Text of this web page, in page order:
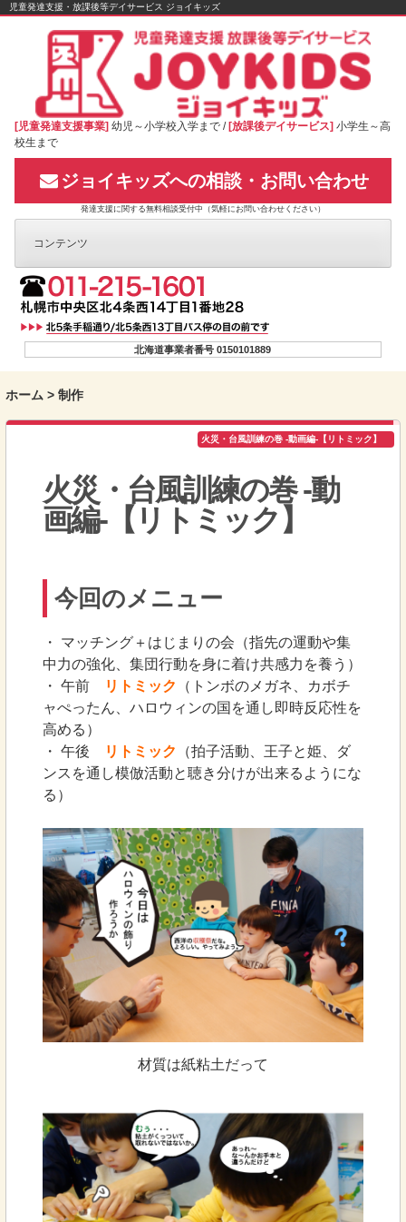
Skip
児童発達支援・放課後等デイサービス ジョイキッズ
[児童発達支援事業] 幼児～小学校入学まで / [放課後デイサービス] 小学生～高
校生まで
ジョイキッズへの相談・お問い合わせ
発達支援に関する無料相談受付中（気軽にお問い合わせください）
コンテンツ
北海道事業者番号 0150101889
ホーム > 制作
火災・台風訓練の巻 -動画編-【リトミック】
火災・台風訓練の巻 -動
画編-【リトミック】
今回のメニュー
・ マッチング＋はじまりの会（指先の運動や集
中力の強化、集団行動を身に着け共感力を養う）
・ 午前
リトミック
（トンボのメガネ、カボチ
ャぺったん、ハロウィンの国を通し即時反応性を
高める）
・ 午後
リトミック
（拍子活動、王子と姫、ダ
ンスを通し模倣活動と聴き分けが出来るようにな
る）
材質は紙粘土だって